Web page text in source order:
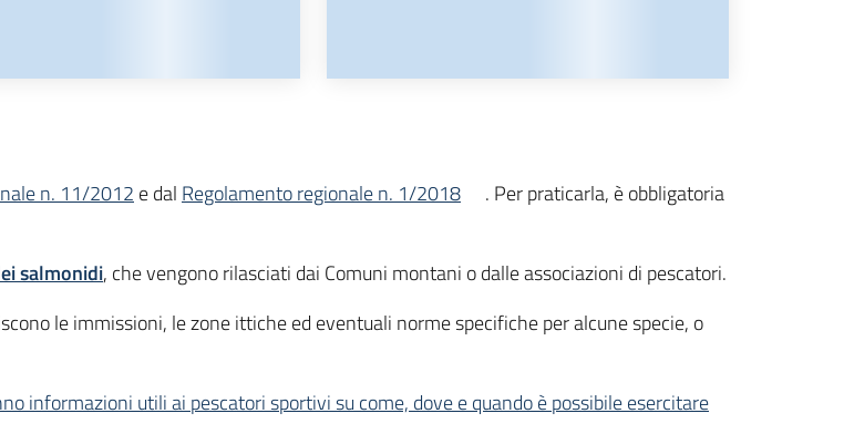
n. 11/2012 e dal Regolamento regionale n. 1/2018 . Per praticarla, è obbligatoria
salmonidi, che vengono rilasciati dai Comuni montani o dalle associazioni di pescatori.
le immissioni, le zone ittiche ed eventuali norme specifiche per alcune specie, o
informazioni utili ai pescatori sportivi su come, dove e quando è possibile esercitare